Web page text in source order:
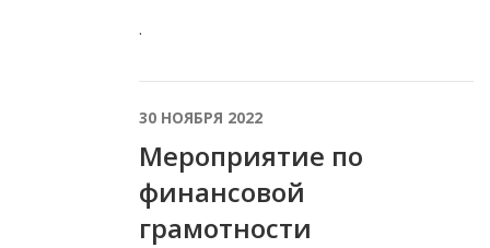
.
30 НОЯБРЯ 2022
Мероприятие по
финансовой
грамотности